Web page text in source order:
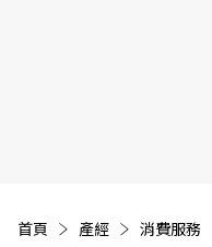
首頁 產經 消費服務